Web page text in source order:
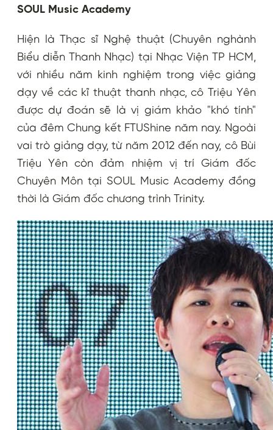
SOUL Music Academy
Hiện là Thạc sĩ Nghệ thuật (Chuyên nghành
Biểu diễn Thanh Nhạc) tại Nhạc Viện TP HCM,
với nhiều năm kinh nghiệm trong việc giảng
dạy về các kĩ thuật thanh nhạc, cô Triệu Yên
được dự đoán sẽ là vị giám khảo "khó tính"
của đêm Chung kết FTUShine năm nay. Ngoài
vai trò giảng dạy, từ năm 2012 đến nay, cô Bùi
Triệu Yên còn đảm nhiệm vị trí Giám đốc
Chuyên Môn tại SOUL Music Academy đồng
thời là Giám đốc chương trình Trinity.